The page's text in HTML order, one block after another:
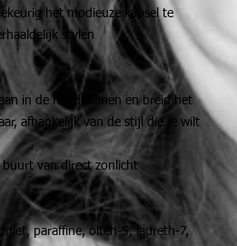
het modieuze kapsel te
stylen
in de handpalmen en breid het
afhankelijk van de stijl die je wilt
van direct zonlicht
paraffine, olteh-5, laureth-7,